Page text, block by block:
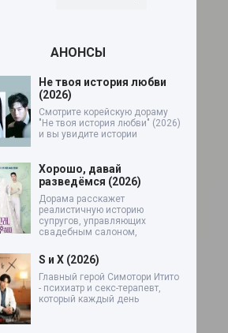
АНОНСЫ
Не твоя история любви
(2026)
Смотрите корейскую дораму
"Не твоя история любви" (2026)
и вы увидите истории
Хорошо, давай
разведёмся (2026)
Дорама расскажет
реалистичную историю
супругов, управляющих
свадебным салоном,
S и X (2026)
Главный герой Симотори Итито
- психиатр и секс-терапевт,
который каждый день